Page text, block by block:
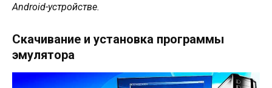
Android-устройстве.
Скачивание и установка программы
эмулятора